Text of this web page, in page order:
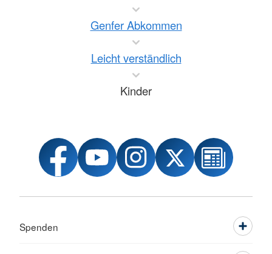
Genfer Abkommen
Leicht verständlich
Kinder
Spenden